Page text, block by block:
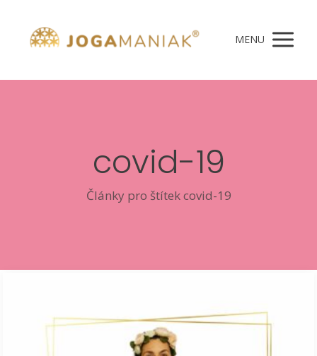
MENU
covid-19
Články pro štítek covid-19